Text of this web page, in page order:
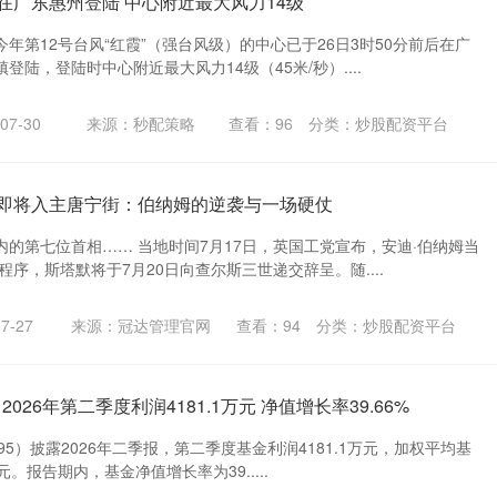
年第12号台风“红霞”（强台风级）的中心已于26日3时50分前后在广
登陆，登陆时中心附近最大风力14级（45米/秒）....
30 来源：秒配策略 查看： 96 分类： 炒股配资平台
将入主唐宁街：伯纳姆的逆袭与一场硬仗
的第七位首相…… 当地时间7月17日，英国工党宣布，安迪·伯纳姆当
序，斯塔默将于7月20日向查尔斯三世递交辞呈。随....
27 来源：冠达管理官网 查看： 94 分类： 炒股配资平台
年第二季度利润4181.1万元 净值增长率39.66%
）披露2026年二季报，第二季度基金利润4181.1万元，加权平均基
。报告期内，基金净值增长率为39.....